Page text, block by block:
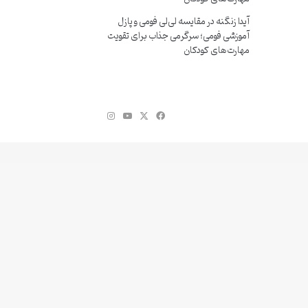
آیدا زنگنهدرمقایسه لی‌لی فومی و پازل
آموزشی فومی؛ سرگرمی جذاب برای تقویت
مهارت‌های کودکان
فیس
یوتیوباینستاگرام